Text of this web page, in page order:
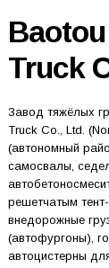
Truck
Завод тяжёлых
Truck Co., Ltd.
(автономный
самосвалы,
решетчатым
внедорожные
(автофургоны),
автоцистерны